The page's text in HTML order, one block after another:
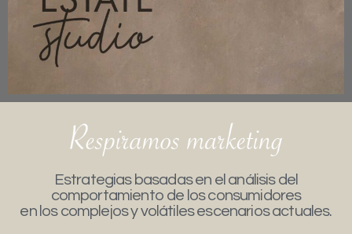
Estrategias basadas en el análisis del
comportamiento de los consumidores
en los complejos y volátiles escenarios actuales.